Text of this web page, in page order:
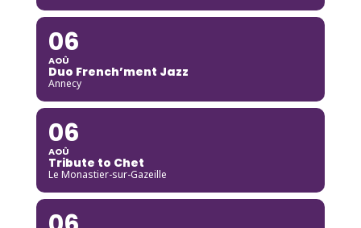
06
AOÛ
Duo French’ment Jazz
Annecy
06
AOÛ
Tribute to Chet
Le Monastier-sur-Gazeille